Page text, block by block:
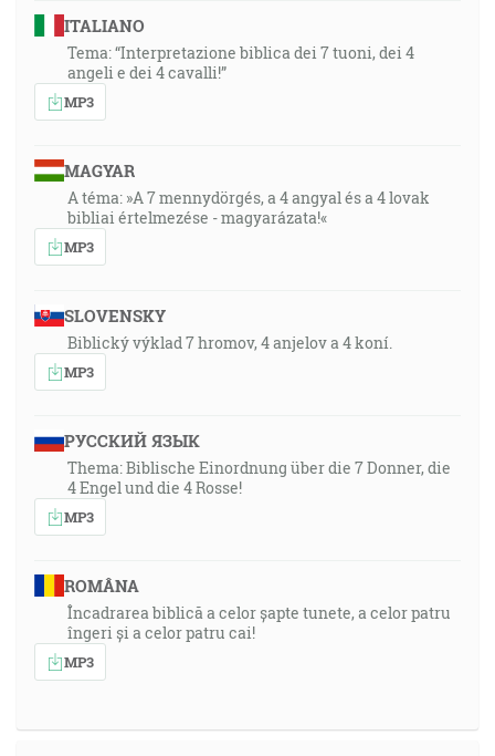
ITALIANO
Tema: “Interpretazione biblica dei 7 tuoni, dei 4
angeli e dei 4 cavalli!”
MP3
MAGYAR
A téma: »A 7 mennydörgés, a 4 angyal és a 4 lovak
bibliai értelmezése - magyarázata!«
MP3
SLOVENSKY
Biblický výklad 7 hromov, 4 anjelov a 4 koní.
MP3
РУССКИЙ ЯЗЫК
Thema: Biblische Einordnung über die 7 Donner, die
4 Engel und die 4 Rosse!
MP3
ROMÂNA
Încadrarea biblică a celor șapte tunete, a celor patru
îngeri și a celor patru cai!
MP3